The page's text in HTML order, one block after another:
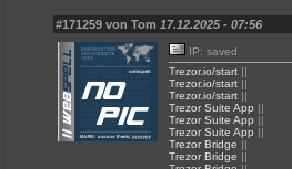
#171259 von Tom 17.12.2025 - 07:56
IP: saved
Trezor.io/start ||
Trezor.io/start ||
Trezor.io/start ||
Trezor Suite App ||
Trezor Suite App ||
Trezor Suite App ||
Trezor Bridge ||
Trezor Bridge ||